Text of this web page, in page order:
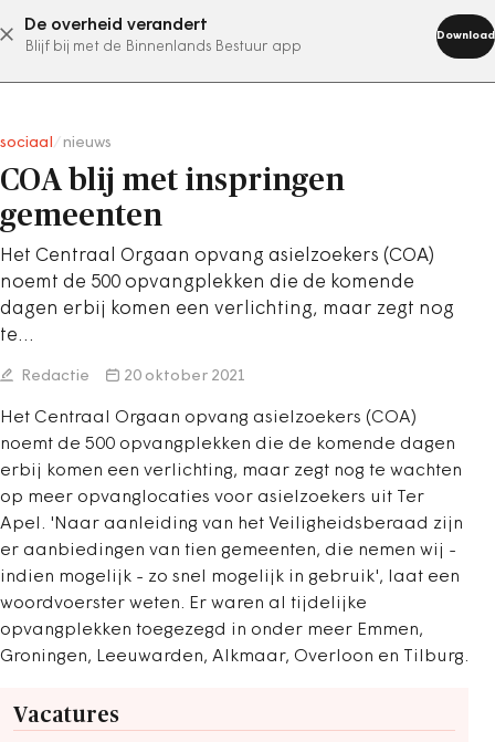
De overheid verandert
Blijf bij met de Binnenlands Bestuur app
Download
abonneer nu
sociaal nieuws
COA blij met inspringen
gemeenten
Het Centraal Orgaan opvang asielzoekers (COA)
noemt de 500 opvangplekken die de komende
dagen erbij komen een verlichting, maar zegt nog
te…
Redactie 20 oktober 2021
Het Centraal Orgaan opvang asielzoekers (COA)
noemt de 500 opvangplekken die de komende dagen
erbij komen een verlichting, maar zegt nog te wachten
op meer opvanglocaties voor asielzoekers uit Ter
Apel. 'Naar aanleiding van het Veiligheidsberaad zijn
er aanbiedingen van tien gemeenten, die nemen wij -
indien mogelijk - zo snel mogelijk in gebruik', laat een
woordvoerster weten. Er waren al tijdelijke
opvangplekken toegezegd in onder meer Emmen,
Groningen, Leeuwarden, Alkmaar, Overloon en Tilburg.
Vacatures